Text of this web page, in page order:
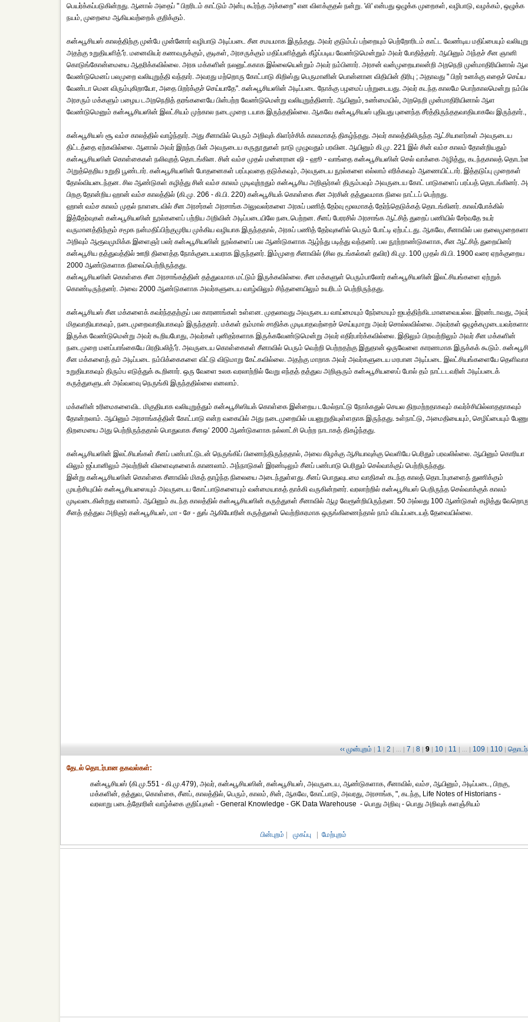
பெயர்க்கப்படுகின்றது. ஆனால் அதைப் " பிறரிடம் காட்டும் அன்பு கூர்ந்த அக்கறை" என விளக்குதல் நன்று. 'லி' என்பது ஒழுக்க முறைகள், வழிபாடு, வழக்கம், ஒழுக்க
நயம், முறைமை ஆகியவற்றைக் குறிக்கும்.
கன்ஃபூசியஸ் காலத்திற்கு முன்பே முன்னோர் வழிபாடு அடிப்படை சீன சமயமாக இருந்தது. அவர் குடும்பப் பற்றையும் பெற்றோரிடம் காட்ட வேண்டிய மதிப்பையும்
அதற்கு உறுதியளித்‘ர். மனைவியர் கணவருக்கும், குடிகள், அரசருக்கும் மதிப்பளித்துக் கீழ்ப்படிய வேண்டுமென்றும் அவர் போதித்தார். ஆயினும் அந்தச் சீன ஞானி
கொடுங்கோன்மையை ஆதரிக்கவில்லை. அரசு மக்களின் நலனுட்ககாக இல்லையென்றும் அவர் நம்பினார். அரசன் வன்முறையாலன்றி அறநெறி முன்மாதிரியினால்
வேண்டுமெனப் பலமுறை வலியுறுத்தி வந்தார். அவரது மற்றொரு கோட்பாடு கிறிஸ்து பெருமானின் பொன்னான விதியின் திரிபு ; அதாவது " பிறர் உனக்கு எதைச் செய்ய
வேண்டா மென விரும்புகிறாயோ, அதை பிறர்க்குச் செய்யாதே". கன்ஃபூசியஸின் அடிப்படை நோக்கு பழமைப் பற்றுடையது. அவர் கடந்த காலமே பொற்காலமென்று
அரசரும் மக்களும் பழைய டஅறநெறித் தரங்களையே பின்பற்ற வேண்டுமென்று வலியுறுத்தினார். ஆயினும், உண்மையில், அறநெறி முன்மாதிரியினால் ஆள
வேண்டுமெனும் கன்ஃபூசியஸின் இலட்சியம் முற்கால நடைமுறை டயாக இருந்ததில்லை. ஆகவே கன்ஃபூசியஸ் புதியது புனைந்த சீர்த்திருந்ததவாதியாகவே இருந்தார்.,
கன்ஃபூசியஸ் சூ வம்ச காலத்தில் வாழ்ந்தார். அது சீனாவில் பெரும் அறிவுக் கிளர்ச்சிக் காலமாகத் திகழ்ந்தது. அவர் காலத்திலிருந்த ஆட்சியாளர்கள் அவருடைய
திட்டத்தை ஏற்கவில்லை. ஆனால் அவர் இறந்த பின் அவருடைய கருதூதுகள் நாடு முழுவதும் பரவின. ஆயினும் கி.மு. 221 இல் சின் வம்ச காலம் தோன்றியதும்
கன்ஃபூசியஸின் கொள்கைகள் நலிவுறத் தொடங்கின. சின் வம்ச முதல் மன்னரான ஷி - ஹூ - வாங்தை கன்ஃபூசியஸின் செல் வாக்கை அழித்து, கடந்தகாலத்
அறுத்தெறிய உறுதி பூண்டார். கன்ஃபூசியஸின் போதனைகள் பரப்புவதை தடுக்கவும், அவருடைய நூல்களை எல்லாம் எரிக்கவும் ஆணையிட்டார். இத்தடுப்பு முறைகள்
தோல்வியடைந்தன. சில ஆண்டுகள் கழித்து சின் வம்ச காலம் முடிவுற்றதும் கன்ஃபூசிய அறிஞர்கள் திரும்பவும் அவருடைய கோட் பாடுகளைப் பரப்பத் தொடங்கினர்.
பிறகு தோன்றிய ஹான் வம்ச காலத்தில் (கி.மு. 206 - கி.பி. 220) கன்ஃபூசியக் கொள்கை சீன அரசின் தத்துவமாக நிலை நாட்டப் பெற்றது.
ஹான் வம்ச காலம் முதல் நாளடைவில் சீன அரசர்கள் அரசாங்க அலுவலர்களை அரசுப் பணித் தேர்வு மூலமாகத் தேர்ந்தெடுக்கத் தொடங்கினர். காலப்போக்கில்
இத்தேர்வுகள் கன்ஃபூசியஸின் நூல்களைப் பற்றிய அறிவின் அடிப்படையிலே நடைபெற்றன. சீனப் பேரரசில் அரசாங்க ஆட்சித் துறைப் பணியில் சேர்வதே உயர்
வருமானத்திற்கும் சமூக நன்மதிப்பிற்குமுரிய முக்கிய வழியாக இருந்ததால், அரசுப் பணித் தேர்வுகளில் பெரும் போட்டி ஏற்பட்டது. ஆகவே, சீனாவில் பல
அறிவும் ஆரூவமுமிக்க இளைஞர் பலர் கன்ஃபூசியஸின் நூல்களைப் பல ஆண்டுகளாக ஆழ்ந்து படித்து வந்தனர். பல நூற்றாண்டுகளாக, சீன ஆட்சித் துறையினர்
கன்ஃபூசிய தத்துவத்தில் ஊறி திளைத்த நோக்குடையவராக இருந்தனர். இம்முறை சீனாவில் (சில தடங்கல்கள் தவிர) கி.மு. 100 முதல் கி.பி. 1900 வரை ஏறக்குறைய
2000 ஆண்டுகளாக நிலைப்பெற்றிருந்தது.
கன்ஃபூசியஸின் கொள்கை சீன அரசாங்கத்தின் தத்துவமாக மட்டும் இருக்கவில்லை. சீன மக்களுள் பெரும்பாலோர் கன்ஃபூசியஸின் இலட்சியங்களை ஏற்றுக்
கொண்டிருந்தனர். அவை 2000 ஆண்டுகளாக அவர்களுடைய வாழ்விலும் சிந்தனையிலும் உயரிடம் பெற்றிருந்தது.
கன்ஃபூசியஸ் சீன மக்களைக் கவர்ந்ததற்குப் பல காரணங்கள் உள்ளன. முதலாவது அவருடைய வாய்மையும் நேர்மையும் ஐயத்திற்கிடமானவையல்ல. இரண்டாவது,
மிதவாதியாகவும், நடைமுறைவாதியாகவும் இருந்ததார். மக்கள் தம்மால் சாதிக்க முடியாதவற்றைச் செய்யுமாறு அவர் சொல்லவில்லை. அவர்கள்
இருக்க வேண்டுமென்று அவர் கூறியபோது, அவர்கள் புனிதர்களாக இருக்கவேண்டுமென்று அவர் எதிர்பார்க்கவில்லை. இதிலும் பிறவற்றிலும் அவர் சீன மக்களின்
நடைமுறை மனப்பாங்கையே பிரதிபலித்‘ர். அவருடைய கொள்கைகள் சீனாவில் பெரும் வெற்றி பெற்றதற்கு இதுதான் ஒருவேளை காரணமாக இருக்கக் கூடும்.
சீன மக்களைத் தம் அடிப்படை நம்பிக்கைகளை விட்டு விடுமாறு கேட்கவில்லை. அதற்கு மாறாக அவர் அவர்களுடைய மரபான அடிப்படை இலட்சியங்களையே
உறுதியாகவும் திரும்ப எடுத்துக் கூறினார். ஒரு வேளை உலக வரலாற்றில் வேறு எந்தத் தத்துவ அறிஞரும் கன்ஃபூசியஸைப் போல் தம் நாட்டடவரின் அடிப்படைக்
கருத்துகளுடன் அவ்வளவு நெருங்கி இருந்ததில்லை எனலாம்.
மக்களின் உரிமைகளைவிட மிகுதியாக வலியுறுத்தும் கன்ஃபூசிஸியக் கொள்கை இன்றைய டமேல்நாட்டு நோக்கதுல் செயல திறமற்றதாகவும் கவர்ச்சியில்லாததாகவும்
தோன்றலாம். ஆயினும் அரசாங்கத்தின் கோட்பாடு என்ற வகையில் அது நடைமுறையில் பயனுறுதியுள்ளதாக இருந்தது. உள்நாட்டு, அமைதியையும், செழிப்பையும்
திறமையை அது பெற்றிருந்ததால் பொதுவாக சீனஒ‘ 2000 ஆண்டுகளாக நல்லாட்சி பெற்ற நாடாகத் திகழ்ந்தது.
கன்ஃபூசியஸின் இலட்சியங்கள் சீனப் பண்பாட்டுடன் நெருங்கிப் பிணைந்திருந்ததால், அவை கிழக்கு ஆசியாவுக்கு வெளியே பெரிதும் பரவலில்லை. ஆயினும் கொரியா
விலும் ஜப்பானிலும் அவற்றின் விளைவுகளைக் காணலாம். அந்நாடுகள் இரண்டிலும் சீனப் பண்பாடு பெரிதும் செல்வாக்குப் பெற்றிருந்தது.
இன்று கன்ஃபூசியஸின் கொள்கை சீனாவில் மிகத் தாழ்ந்த நிலையை அடைந்துள்ளது. சீனப் பொதுவுடமை வாதிகள் கடந்த காலத் தொடர்புகளைத் துணிக்கும்
முயற்சியுயில் கன்ஃபூசியஸையும் அவருடைய கோட்பாடுகளையும் வன்மையாகத் தாக்கி வருகின்றனர். வரலாற்றில் கன்ஃபூசியஸ் பெறிருந்த செல்வாக்குக் காலம்
முடிவடைகின்றது எனலாம். ஆயினும் கடந்த காலத்தில் கன்ஃபூசியஸின் கருத்துகள் சீனாவில் ஆழ வேரூன்றியிருந்தன. 50 அல்லது 100 ஆண்டுகள் கழித்து வேறொரு
சீனத் தத்துவ அறிஞர் கன்ஃபூசியஸ், மா - சே - துங் ஆகியோரின் கருத்துகள் வெற்றிகரமாக ஒருங்கிணைந்தால் நாம் வியப்படையத் தேவையில்லை.
‹‹ முன்புறம் | 1 | 2 | ... | 7 | 8 | 9 | 10 | 11 | ... | 109 | 110 |
தேட‌ல் தொட‌ர்பான தகவ‌ல்க‌ள்:
கன்ஃபூசியஸ் (கி.மு.551 - கி.மு.479), அவர், கன்ஃபூசியஸின், கன்ஃபூசியஸ், அவருடைய, ஆண்டுகளாக, சீனாவில், வம்ச, ஆயினும், அடிப்படை, பிறகு,
மக்களின், தத்துவ, கொள்கை, சீனப், காலத்தில், பெரும், காலம், சின், ஆகவே, கோட்பாடு, அவரது, அரசாங்க, ", கடந்த, Life Notes of Historians -
வரலாறு படைத்தோரின் வாழ்க்கை குறிப்புகள் - General Knowledge - GK Data Warehouse - பொது அறிவு - பொது அறிவுக் களஞ்சியம்
பின்புறம் முகப்பு மேற்புறம்